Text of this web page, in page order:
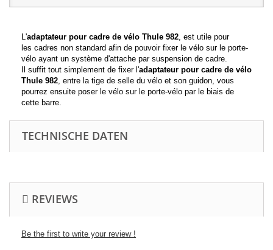
L'adaptateur pour cadre de vélo Thule 982, est utile pour
les cadres non standard afin de pouvoir fixer le vélo sur le porte-
vélo ayant un système d'attache par suspension de cadre.
Il suffit tout simplement de fixer l'adaptateur pour cadre de vélo
Thule 982, entre la tige de selle du vélo et son guidon, vous
pourrez ensuite poser le vélo sur le porte-vélo par le biais de
cette barre.
TECHNISCHE DATEN
REVIEWS
Be the first to write your review !